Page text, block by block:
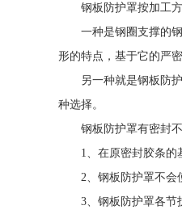
钢板防护罩按加工
一种是钢圈支撑的
形的特点，基于它的严
另一种就是钢板防
种选择。
钢板防护罩有密封
1、在原密封胶条的
2、钢板防护罩不会
3、钢板防护罩各节